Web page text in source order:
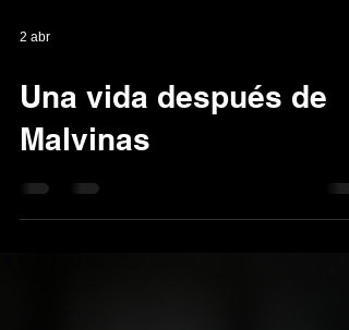
2 abr
Malvinas